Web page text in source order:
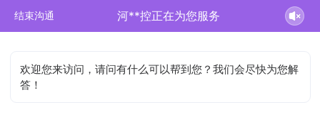
结束沟通 河**控正在为您服务
欢迎您来访问，请问有什么可以帮到您？我们会尽快为您解
答！